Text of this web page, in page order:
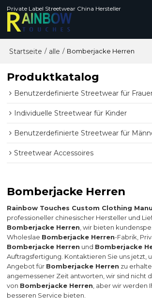
Private Label Streetwear China Hersteller
Startseite / alle / Bomberjacke Herren
Produktkatalog
Benutzerdefinierte Streetwear für
Individuelle Streetwear für Kinder
Benutzerdefinierte Streetwear für
Streetwear Accessoires
Bomberjacke Herren
Rainbow Touches Custom Clothing
professioneller chinesischer Hersteller und
Bomberjacke Herren , wir bieten
Wholeslae Bomberjacke Herren-Fabrik,
Bomberjacke Herren und Bomberjacke
Auftragsfertigung. Kontaktieren Sie uns jetzt,
Angebot für Bomberjacke Herren zu
angemessener Zeit antworten, wir sind nicht
von Bomberjacke Herren , aber wir werden
besseren Service bieten.